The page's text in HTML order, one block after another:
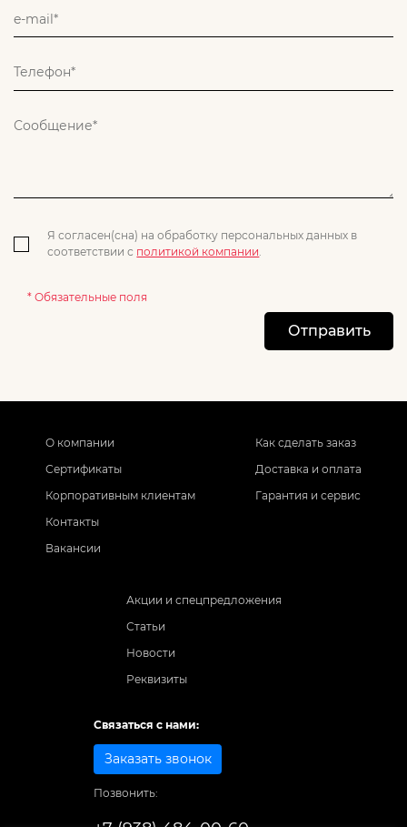
Я согласен(сна) на обработку персональных данных в
соответствии с политикой компании.
* Обязательные поля
Отправить
О компании
Сертификаты
Корпоративным клиентам
Контакты
Вакансии
Как сделать заказ
Доставка и оплата
Гарантия и сервис
Акции и спецпредложения
Статьи
Новости
Реквизиты
Связаться с нами:
Заказать звонок
Позвонить: